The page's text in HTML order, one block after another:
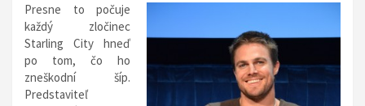
Presne to počuje
každý zločinec
Starling City hneď
po tom, čo ho
zneškodní šíp.
Predstaviteľ